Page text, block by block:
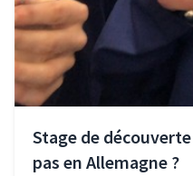
Stage de
pas en Allemagne ?